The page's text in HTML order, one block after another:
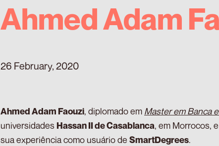
Ahmed Adam
26 February, 2020
Ahmed Adam Faouzi, diplomado em Master em Banca
universidadesHassan II de Casablanca, em Morrocos, e
sua experiência como usuário de SmartDegrees.